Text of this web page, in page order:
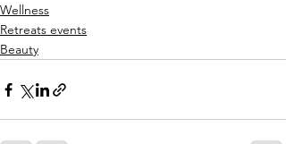
Wellness
Retreats events
Beauty